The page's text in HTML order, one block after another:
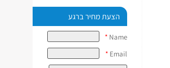
הצעת מחיר ברגע
Name
*
Email
*